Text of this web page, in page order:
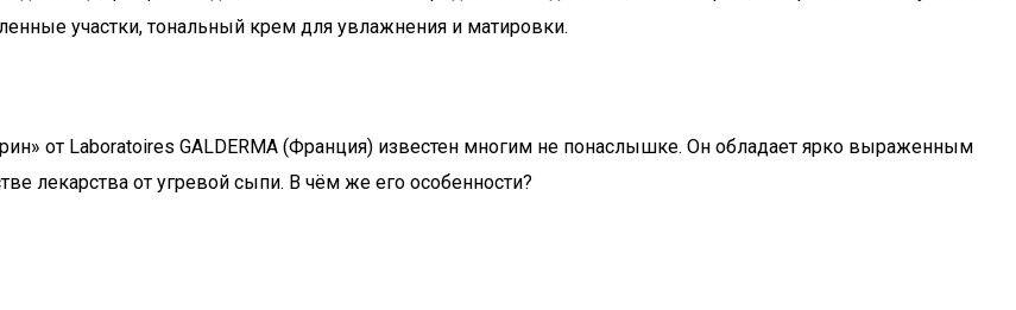
участки, тональный крем для увлажнения и матировки.
от Laboratoires GALDERMA (Франция) известен многим не понаслышке. Он обладает ярко выраженным
лекарства от угревой сыпи. В чём же его особенности?